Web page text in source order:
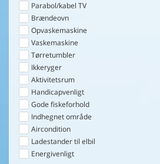
Parabol/kabel TV
Brændeovn
Opvaskemaskine
Vaskemaskine
Tørretumbler
Ikkeryger
Aktivitetsrum
Handicapvenligt
Gode fiskeforhold
Indhegnet område
Aircondition
Ladestander til elbil
Energivenligt